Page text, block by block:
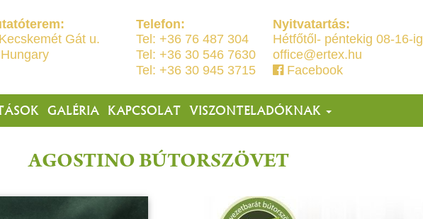
Gát u.
Telefon:
Tel: +36 76 487 304
Tel: +36 30 546 7630
Tel: +36 30 945 3715
Nyitvatartás:
Hétfőtől- péntekig 08-16-ig
office@ertex.hu
Facebook
GALÉRIA KAPCSOLAT VISZONTELADÓKNAK
AGOSTINO BÚTORSZÖVET